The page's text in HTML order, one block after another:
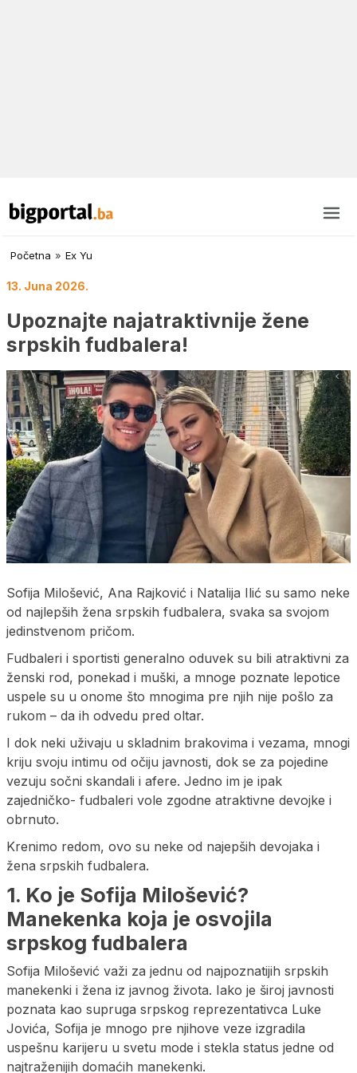
Početna » Ex Yu
13. Juna 2026.
Upoznajte najatraktivnije žene
srpskih fudbalera!
Sofija Milošević, Ana Rajković i Natalija Ilić su samo neke
od najlepših žena srpskih fudbalera, svaka sa svojom
jedinstvenom pričom.
Fudbaleri i sportisti generalno oduvek su bili atraktivni za
ženski rod, ponekad i muški, a mnoge poznate lepotice
uspele su u onome što mnogima pre njih nije pošlo za
rukom – da ih odvedu pred oltar.
I dok neki uživaju u skladnim brakovima i vezama, mnogi
kriju svoju intimu od očiju javnosti, dok se za pojedine
vezuju sočni skandali i afere. Jedno im je ipak
zajedničko- fudbaleri vole zgodne atraktivne devojke i
obrnuto.
Krenimo redom, ovo su neke od najepših devojaka i
žena srpskih fudbalera.
1. Ko je Sofija Milošević?
Manekenka koja je osvojila
srpskog fudbalera
Sofija Milošević važi za jednu od najpoznatijih srpskih
manekenki i žena iz javnog života. Iako je široj javnosti
poznata kao supruga srpskog reprezentativca Luke
Jovića, Sofija je mnogo pre njihove veze izgradila
uspešnu karijeru u svetu mode i stekla status jedne od
najtraženijih domaćih manekenki.